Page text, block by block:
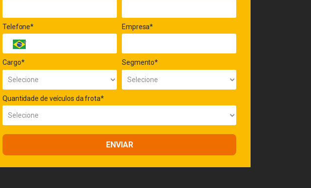
Telefone* Empresa*
Cargo* Segmento*
Quantidade de veículos da frota*
ENVIAR